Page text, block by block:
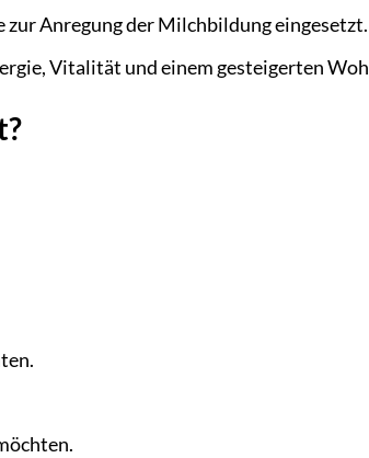
Anregung der Milchbildung eingesetzt.
Vitalität und einem gesteigerten